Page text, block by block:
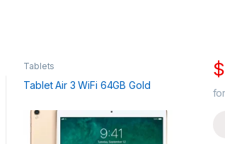
Tablets
Tablet Air 3 WiFi 64GB Gold
$
for